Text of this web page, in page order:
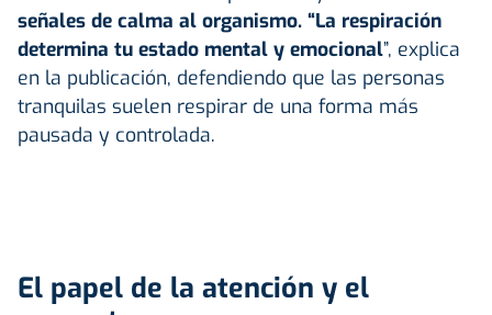
señales de calma al organismo. “La respiración
determina tu estado mental y emocional”, explica
en la publicación, defendiendo que las personas
tranquilas suelen respirar de una forma más
pausada y controlada.
El papel de la atención y el